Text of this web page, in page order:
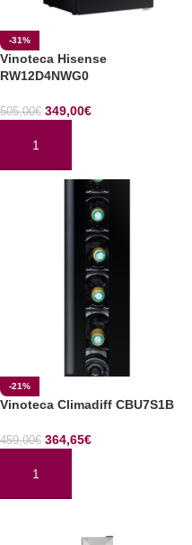
-31%
Vinoteca Hisense
RW12D4NWG0
505,00€ 349,00€
AÑADIR AL CARRITO
-21%
Vinoteca Climadiff CBU7S1B
459,00€ 364,65€
AÑADIR AL CARRITO